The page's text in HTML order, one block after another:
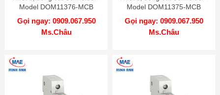
Model DOM11376-MCB
Gọi ngay: 0909.067.950
Ms.Châu
Model DOM11375-MCB
Gọi ngay: 0909.067.950
Ms.Châu